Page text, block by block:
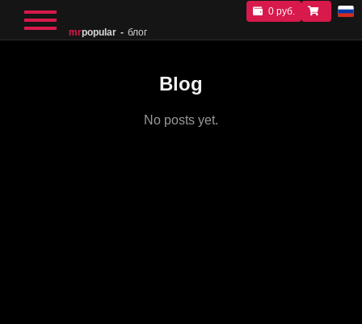
mrpopular блог
0 руб.
Blog
No posts yet.